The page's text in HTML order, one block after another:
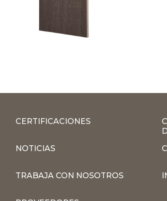
CERTIFICACIONES
NOTICIAS
TRABAJA CON NOSOTROS